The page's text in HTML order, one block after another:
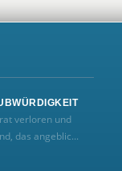
verloren und
das angeblic...